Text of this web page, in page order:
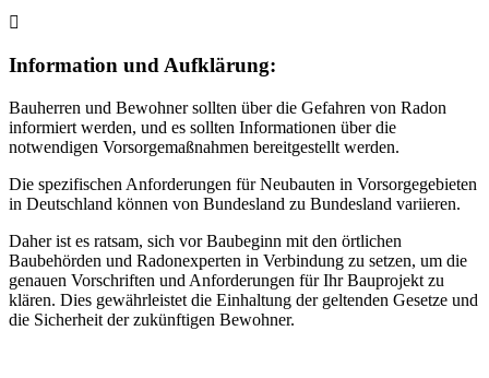
Information und Aufklärung:
Bauherren und Bewohner sollten über die Gefahren von Radon
informiert werden, und es sollten Informationen über die
notwendigen Vorsorgemaßnahmen bereitgestellt werden.
Die spezifischen Anforderungen für Neubauten in Vorsorgegebieten
in Deutschland können von Bundesland zu Bundesland variieren.
Daher ist es ratsam, sich vor Baubeginn mit den örtlichen
Baubehörden und Radonexperten in Verbindung zu setzen, um die
genauen Vorschriften und Anforderungen für Ihr Bauprojekt zu
klären. Dies gewährleistet die Einhaltung der geltenden Gesetze und
die Sicherheit der zukünftigen Bewohner.